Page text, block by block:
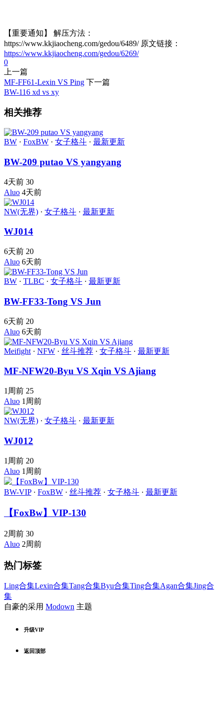
【重要通知】 解压方法：
https://www.kkjiaocheng.com/gedou/6489/ 原文链接：
https://www.kkjiaocheng.com/gedou/6269/
0
上一篇
MF-FF61-Lexin VS Ping 下一篇
BW-116 xd vs xy
相关推荐
BW · FoxBW · 女子格斗 · 最新更新
BW-209 putao VS yangyang
4天前 30
Aluo 4天前
NW(无界) · 女子格斗 · 最新更新
WJ014
6天前 20
Aluo 6天前
BW · TLBC · 女子格斗 · 最新更新
BW-FF33-Tong VS Jun
6天前 20
Aluo 6天前
Meifight · NFW · 丝斗推荐 · 女子格斗 · 最新更新
MF-NFW20-Byu VS Xqin VS Ajiang
1周前 25
Aluo 1周前
NW(无界) · 女子格斗 · 最新更新
WJ012
1周前 20
Aluo 1周前
BW-VIP· FoxBW · 丝斗推荐 · 女子格斗 · 最新更新
【FoxBw】VIP-130
2周前 30
Aluo 2周前
热门标签
Ling合集Lexin合集Tang合集Byu合集Ting合集Agan合集Jing合
集
自豪的采用 Modown 主题
升级VIP
返回顶部